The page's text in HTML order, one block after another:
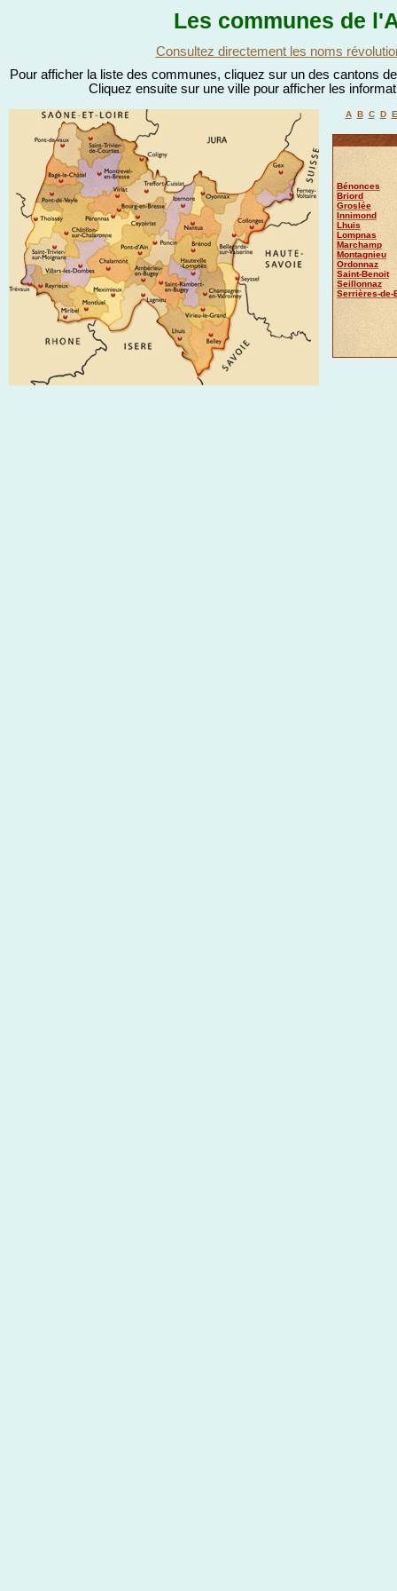
Les communes de
Consultez directement les noms
Pour afficher la liste des communes, cliquez sur un des cantons
Cliquez ensuite sur une ville pour afficher les
A B C D E
Bénonces
Briord
Groslée
Innimond
Lhuis
Lompnas
Marchamp
Montagnieu
Ordonnaz
Saint-Benoit
Seillonnaz
Serrières-de-